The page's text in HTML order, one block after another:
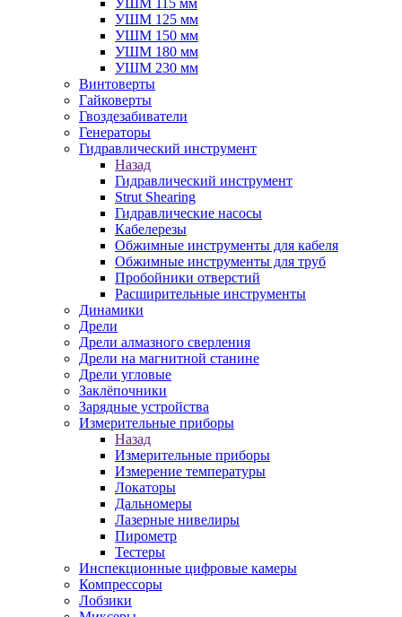
УШМ 115 мм
УШМ 125 мм
УШМ 150 мм
УШМ 180 мм
УШМ 230 мм
Винтоверты
Гайковерты
Гвоздезабиватели
Генераторы
Гидравлический инструмент
Назад
Гидравлический инструмент
Strut Shearing
Гидравлические насосы
Кабелерезы
Обжимные инструменты для кабеля
Обжимные инструменты для труб
Пробойники отверстий
Расширительные инструменты
Динамики
Дрели
Дрели алмазного сверления
Дрели на магнитной станине
Дрели угловые
Заклёпочники
Зарядные устройства
Измерительные приборы
Назад
Измерительные приборы
Измерение температуры
Локаторы
Дальномеры
Лазерные нивелиры
Пирометр
Тестеры
Инспекционные цифровые камеры
Компрессоры
Лобзики